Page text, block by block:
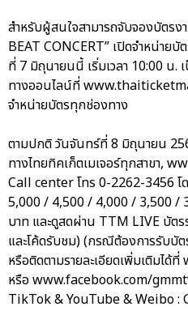
สำหรับผู้สนใจสามารถจับจองบัตรง
BEAT CONCERT” เปิดจำหน่าย
ที่ 7 มิถุนายนนี้ เริ่มเวลา 10:00 น.
ทางออนไลน์ที่
จำหน่ายบัตรทุกช่องทาง
ตามปกติ วันจันทร์ที่ 8 มิถุนายน
ทางไทยทิคเก็ตเมเจอร์ทุกสาขา,
Call center โทร 0-2262-3456 โ
5,000 / 4,500 / 4,000 / 3,500 /
บาท และดูสดผ่าน TTM LIVE บัต
และโค้ดรับชม) (กรณีต้องการรับบั
หรือติดตามรายละเอียดเพิ่มเติมไ
หรือ www.facebook.com/
TikTok & YouTube & Weibo :